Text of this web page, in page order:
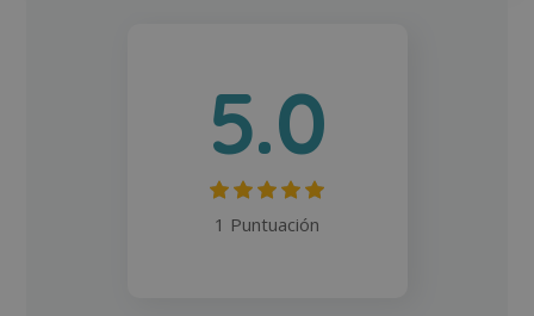
5.0
1 Puntuación